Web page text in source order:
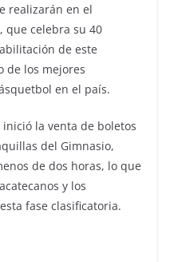
realizarán en el
que celebra su 40
de este
de los mejores
en el país.
la venta de boletos
del Gimnasio,
de dos horas, lo que
y los
fase clasificatoria.